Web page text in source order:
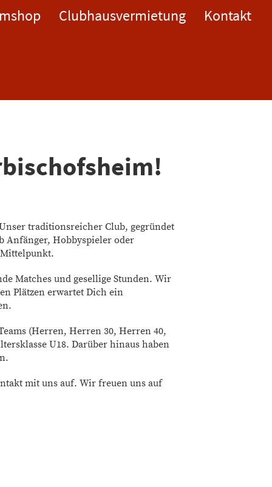
Clubhausvermietung Kontakt
traditionsreicher Club, gegründet
Anfänger, Hobbyspieler oder
Matches und gesellige Stunden. Wir
Plätzen erwartet Dich ein
(Herren, Herren 30, Herren 40,
U18. Darüber hinaus haben
mit uns auf. Wir freuen uns auf